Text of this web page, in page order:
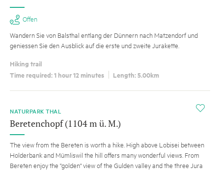
Offen
Wandern Sie von Balsthal entlang der Dünnern nach Matzendorf und
geniessen Sie den Ausblick auf die erste und zweite Jurakette.
Hiking trail
Time required: 1 hour 12 minutes
Length: 5.00km
i
NATURPARK THAL
Beretenchopf (1104 m ü. M.)
The view from the Bereten is worth a hike. High above Lobisei between
Holderbank and Mümliswil the hill offers many wonderful views. From
Bereten enjoy the "golden" view of the Gulden valley and the three Jura